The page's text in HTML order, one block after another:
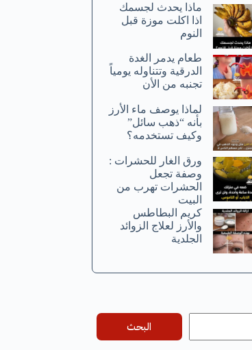
ماذا يحدث لجسمك
اذا اكلت موزة قبل
النوم
طعام يدمر الغدة
الدرقية وتتناوله يومياً
تجنبه من الأن
لماذا يوصف ماء الأرز
بأنه “ذهب سائل”
وكيف تستخدمه؟
ورق الغار للحشرات :
وصفة تجعل
الحشرات تهرب من
البيت
كريم البطاطس
والأرز لعلاج الزوائد
الجلدية
البحث